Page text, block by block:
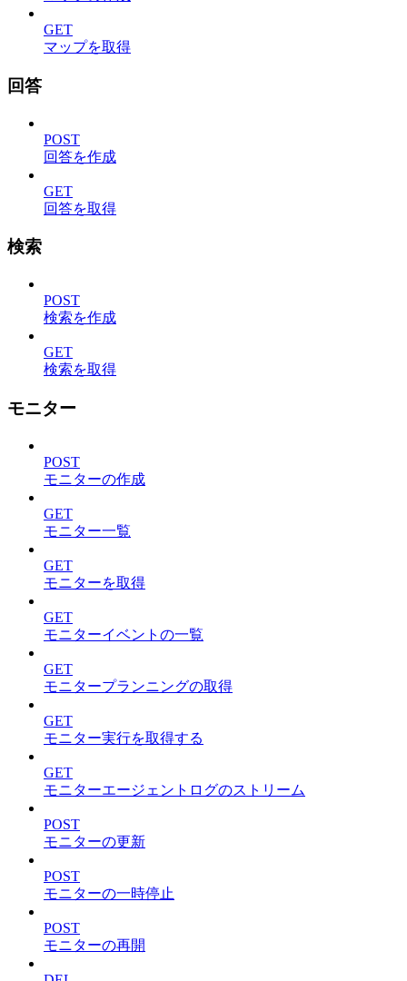
GET
マップを取得
回答
POST
回答を作成
GET
回答を取得
検索
POST
検索を作成
GET
検索を取得
モニター
POST
モニターの作成
GET
モニター一覧
GET
モニターを取得
GET
モニターイベントの一覧
GET
モニタープランニングの取得
GET
モニター実行を取得する
GET
モニターエージェントログのストリーム
POST
モニターの更新
POST
モニターの一時停止
POST
モニターの再開